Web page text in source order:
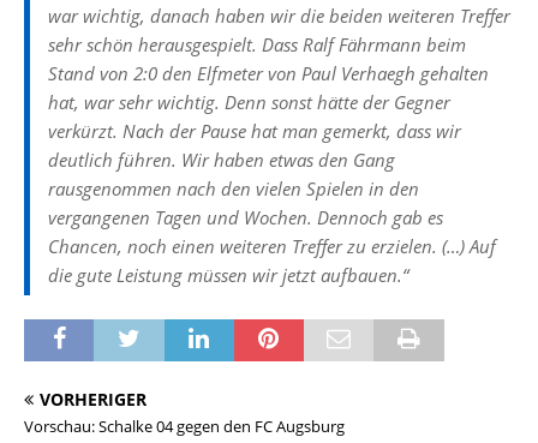
war wichtig, danach haben wir die beiden weiteren Treffer
sehr schön herausgespielt. Dass Ralf Fährmann beim
Stand von 2:0 den Elfmeter von Paul Verhaegh gehalten
hat, war sehr wichtig. Denn sonst hätte der Gegner
verkürzt. Nach der Pause hat man gemerkt, dass wir
deutlich führen. Wir haben etwas den Gang
rausgenommen nach den vielen Spielen in den
vergangenen Tagen und Wochen. Dennoch gab es
Chancen, noch einen weiteren Treffer zu erzielen. (…) Auf
die gute Leistung müssen wir jetzt aufbauen.“
VORHERIGER
Vorschau: Schalke 04 gegen den FC Augsburg